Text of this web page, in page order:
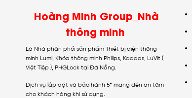
Hoàng Minh Group_Nhà
thông minh
Là Nhà phân phối sản phẩm Thiết bị điện thông
minh Lumi, Khóa thông minh Philips, Kaadas, LuVit (
Việt Tiệp ), PHGLock tại Đà Nẵng.
Dịch vụ lắp đặt và bảo hành 5* mang đến an tâm
cho khách hàng khi sử dụng.